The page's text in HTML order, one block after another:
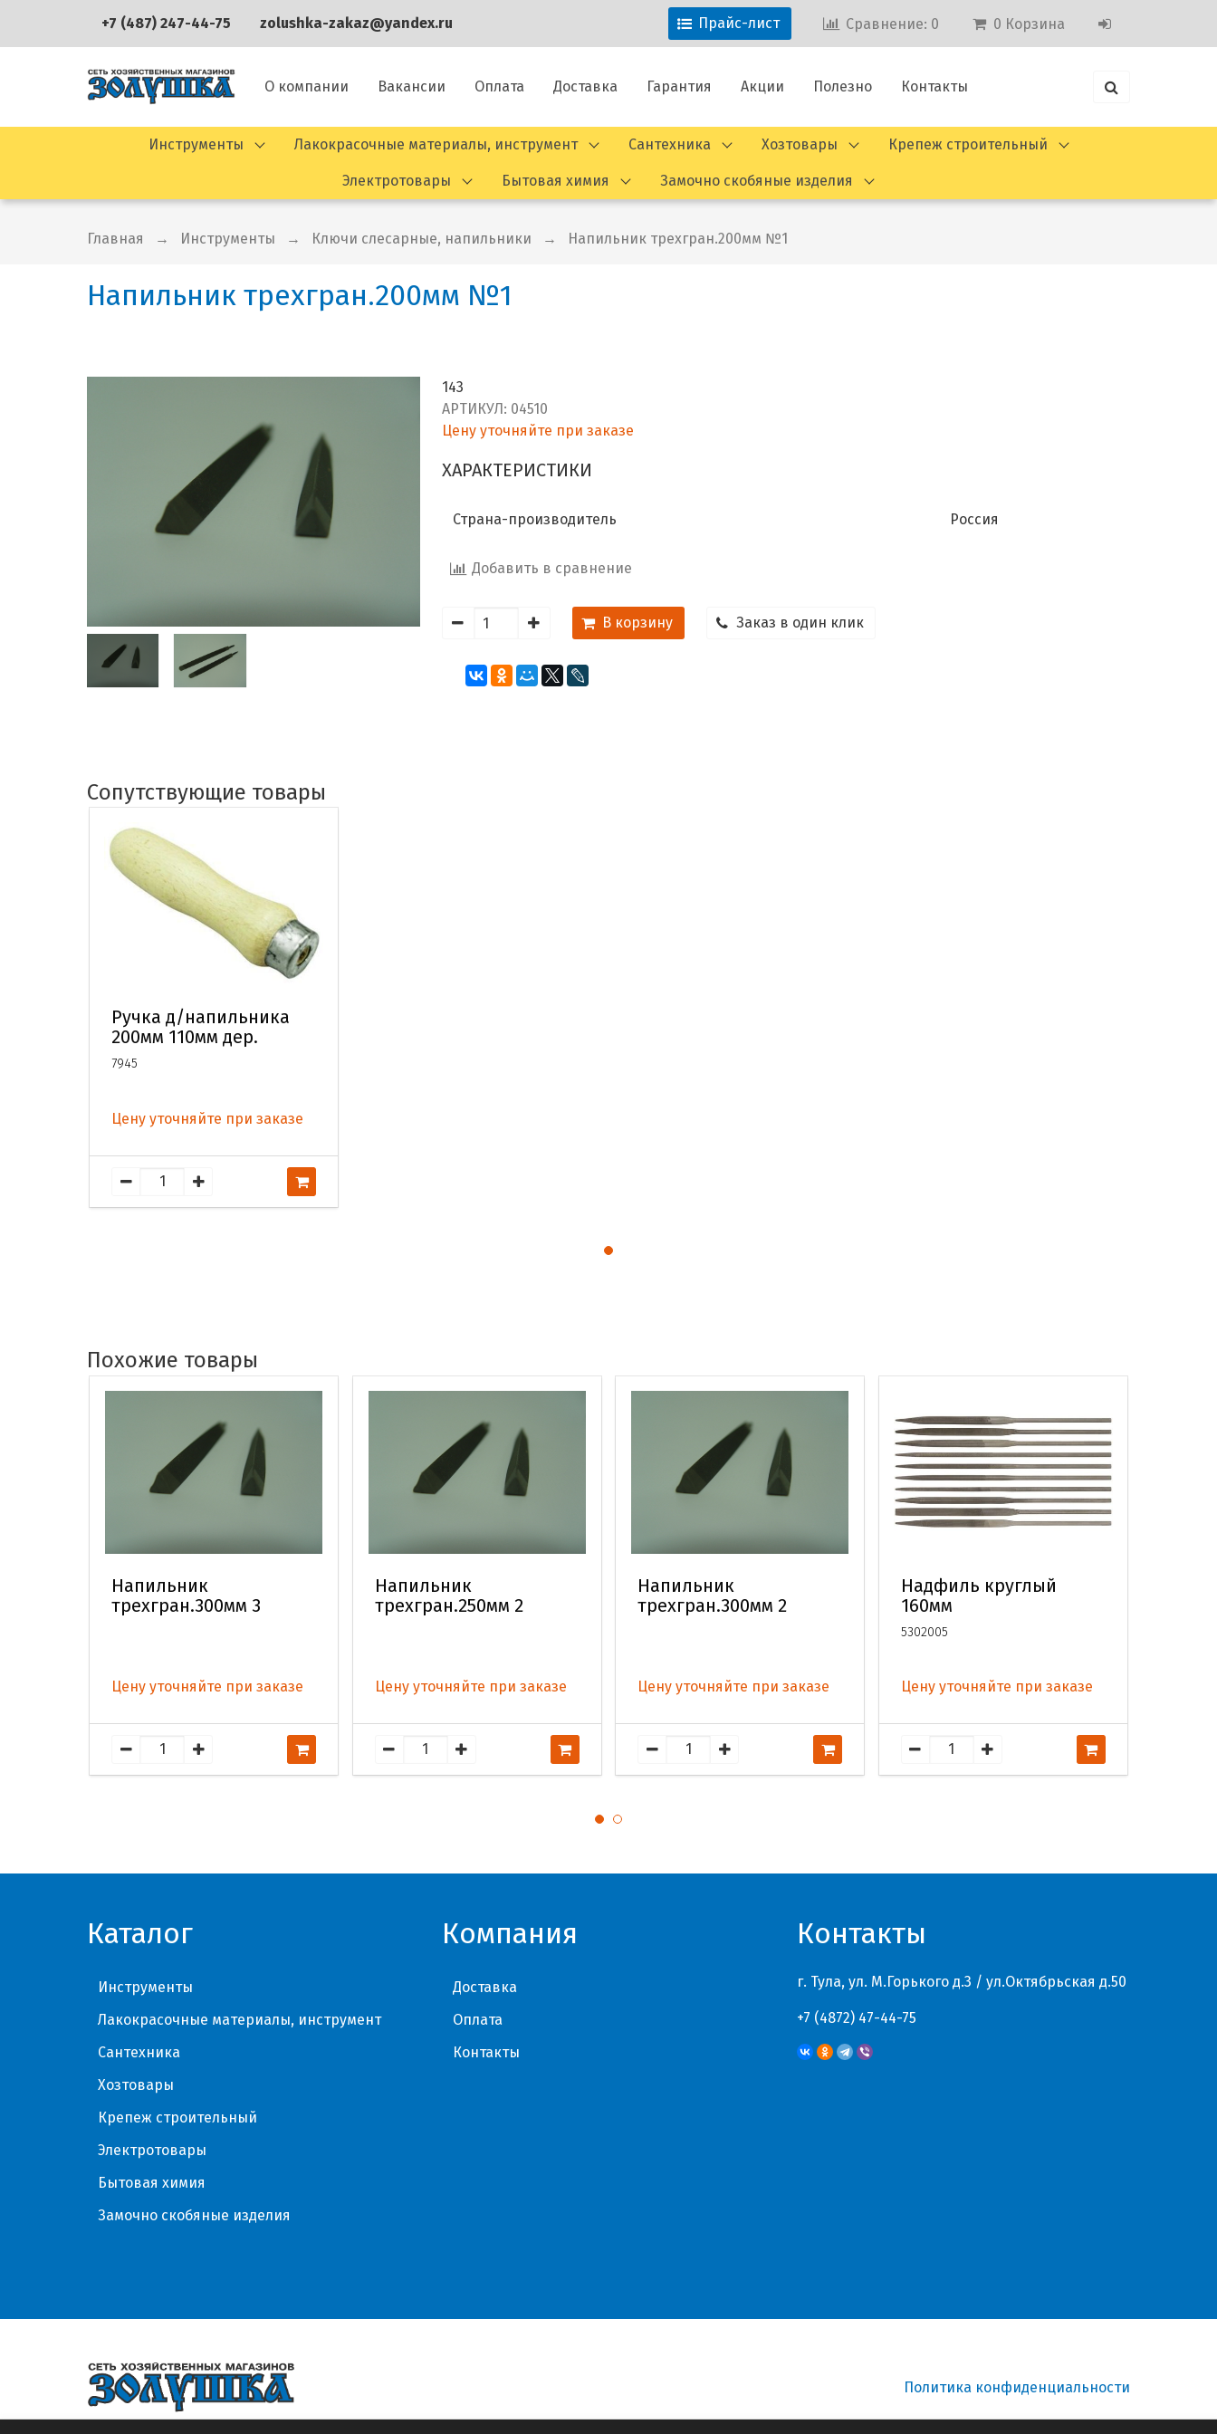
+7 (487) 247-44-75 zolushka-zakaz@yandex.ru Прайс-лист Сравнение: 0 0 Корзина
О компании Вакансии Оплата Доставка Гарантия Акции Полезно Контакты
Инструменты Лакокрасочные материалы, инструмент Сантехника Хозтовары Крепеж строительный
Электротовары Бытовая химия Замочно скобяные изделия
Главная Инструменты Ключи слесарные, напильники Напильник трехгран.200мм №1
Напильник трехгран.200мм №1
143
АРТИКУЛ: 04510
Цену уточняйте при заказе
ХАРАКТЕРИСТИКИ
Страна-производитель Россия
Добавить в сравнение
В корзину Заказ в один клик
Сопутствующие товары
Ручка д/напильника
200мм 110мм дер.
7945
Цену уточняйте при заказе
Похожие товары
Напильник
трехгран.300мм 3
Цену уточняйте при заказе
Напильник
трехгран.250мм 2
Цену уточняйте при заказе
Напильник
трехгран.300мм 2
Цену уточняйте при заказе
Надфиль круглый
160мм
5302005
Цену уточняйте при заказе
Каталог
Инструменты
Лакокрасочные материалы, инструмент
Сантехника
Хозтовары
Крепеж строительный
Электротовары
Бытовая химия
Замочно скобяные изделия
Компания
Доставка
Оплата
Контакты
Контакты
г. Тула, ул. М.Горького д.3 / ул.Октябрьская д.50
+7 (4872) 47-44-75
Политика конфиденциальности